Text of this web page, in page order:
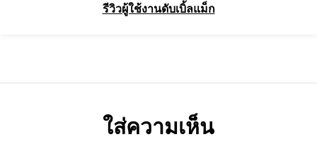
รีวิวผู้ใช้งานดับเบิ้ลแม็ก
ใส่ความเห็น